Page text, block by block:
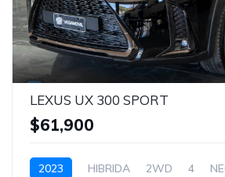
LEXUS UX 300 SPORT
$61,900
2023 HIBRIDA 2WD 4